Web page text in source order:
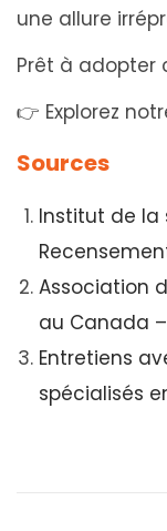
une allure
Prêt à adopter
👉 Explorez
Sources
Institut de la
Association
au Canada
Entretiens
spécialisés